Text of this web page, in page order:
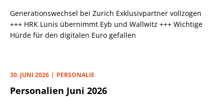
Generationswechsel bei Zurich Exklusivpartner vollzogen
+++ HRK Lunis übernimmt Eyb und Wallwitz +++ Wichtige
Hürde für den digitalen Euro gefallen
30. JUNI 2026 PERSONALIE
Personalien Juni 2026